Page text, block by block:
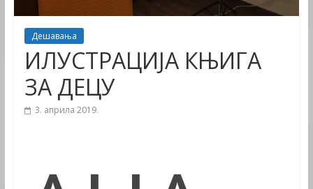
Дешавања
ИЛУСТРАЦИЈА КЊИГА
ЗА ДЕЦУ
3. априла 2019.